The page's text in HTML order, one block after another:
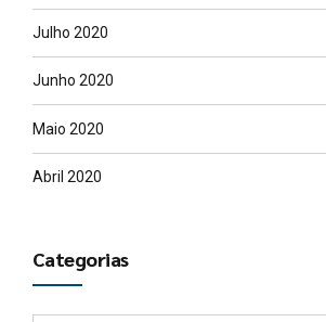
Julho 2020
Junho 2020
Maio 2020
Abril 2020
Categorias